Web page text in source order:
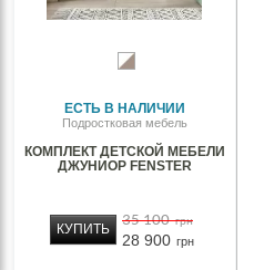
ЕСТЬ В НАЛИЧИИ
Подростковая мебель
КОМПЛЕКТ ДЕТСКОЙ МЕБЕЛИ
ДЖУНИОР FENSTER
35 100 грн
28 900 грн
КУПИТЬ